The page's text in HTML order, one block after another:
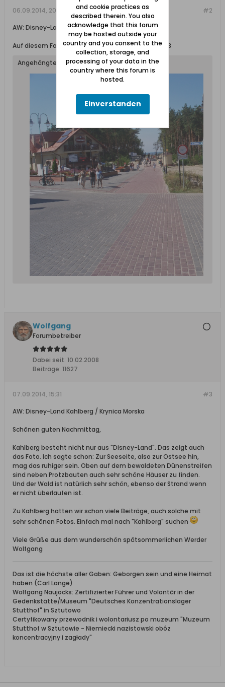
#2
06.09.2014, 20:31
AW: Disney-Land Kahlberg / Krynica Morska
Auf diesem Foto ist auch Kahlberg im Sommer 2013
Angehängte Dateien
Wolfgang
Forumbetreiber
Dabei seit: 10.02.2008
Beiträge: 11627
#3
07.09.2014, 15:31
AW: Disney-Land Kahlberg / Krynica Morska
Schönen guten Nachmittag,
Kahlberg besteht nicht nur aus "Disney-Land". Das zeigt auch
das Foto. Ich sagte schon: Zur Seeseite, also zur Ostsee hin,
mag das ruhiger sein. Oben auf dem bewaldeten Dünenstreifen
sind neben Protzbauten auch sehr schöne Häuser zu finden.
Und der Wald ist natürlich sehr schön, ebenso der Strand wenn
er nicht überlaufen ist.
Zu Kahlberg hatten wir schon viele Beiträge, auch solche mit
sehr schönen Fotos. Einfach mal nach "Kahlberg" suchen
Viele Grüße aus dem wunderschön spätsommerlichen Werder
Wolfgang
Das ist die höchste aller Gaben: Geborgen sein und eine Heimat
haben (Carl Lange)
Wolfgang Naujocks: Zertifizierter Führer und Volontär in der
Gedenkstätte/Museum "Deutsches Konzentrationslager
Stutthof" in Sztutowo
Certyfikowany przewodnik i wolontariusz po muzeum "Muzeum
Stutthof w Sztutowie - Niemiecki nazistowski obóz
koncentracyjny i zagłady"
and cookie practices as
described therein. You also
acknowledge that this forum
may be hosted outside your
country and you consent to the
collection, storage, and
processing of your data in the
country where this forum is
hosted.
Einverstanden